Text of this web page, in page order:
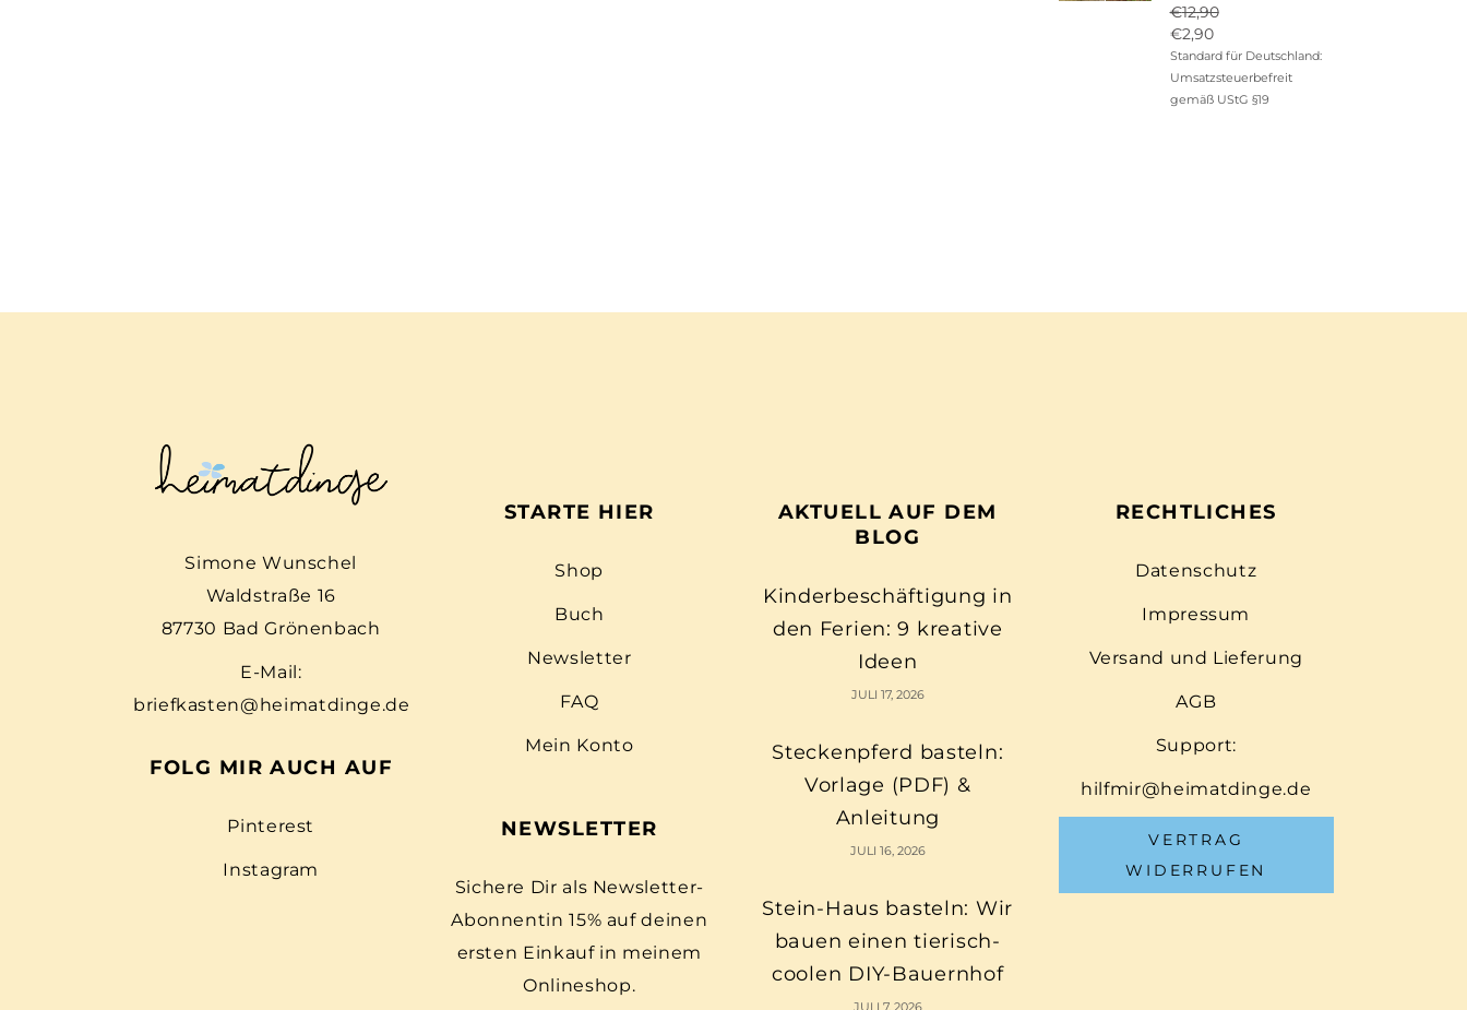
mit5.00
von 5
€12,90
Ursprünglicher
Preis
war:
€12,90
€2,90
Aktueller
Preis
ist:
Standard für Deutschland:
Umsatzsteuerbefreit
gemäß UStG §19
Simone Wunschel
Waldstraße 16
87730 Bad Grönenbach
E-Mail:
briefkasten@heimatdinge.de
FOLG MIR AUCH AUF
Pinterest
Instagram
STARTE HIER
Shop
Buch
Newsletter
FAQ
Mein Konto
NEWSLETTER
Sichere Dir als Newsletter-
Abonnentin 15% auf deinen
ersten Einkauf in meinem
Onlineshop.
AKTUELL AUF DEM
BLOG
Kinderbeschäftigung in
den Ferien: 9 kreative
Ideen
JULI 17, 2026
Steckenpferd basteln:
Vorlage (PDF) &
Anleitung
JULI 16, 2026
Stein-Haus basteln: Wir
bauen einen tierisch-
coolen DIY-Bauernhof
JULI 7, 2026
RECHTLICHES
Datenschutz
Impressum
Versand und Lieferung
AGB
Support:
hilfmir@heimatdinge.de
VERTRAG
WIDERRUFEN